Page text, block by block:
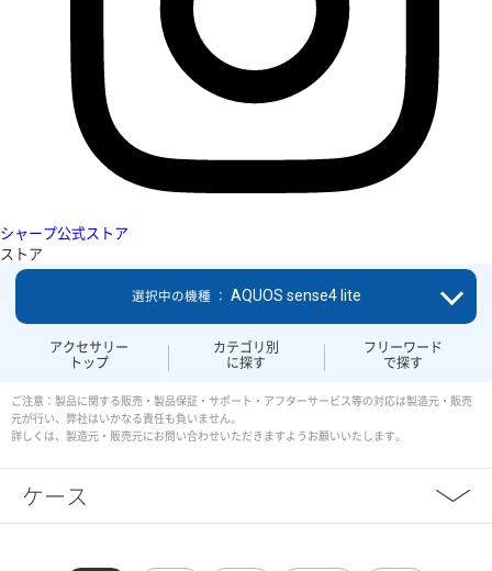
シャープ公式ストア
ストア
アクセサリー
トップ
カテゴリ別
に探す
フリーワード
で探す
選択中の機種 ： AQUOS sense4 lite
ご注意：製品に関する販売・製品保証・サポート・アフターサービス等の対応は製造元・販売
元が行い、弊社はいかなる責任も負いません。
詳しくは、製造元・販売元にお問い合わせいただきますようお願いいたします。
ケース